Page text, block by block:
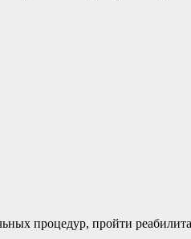
процедур, пройти